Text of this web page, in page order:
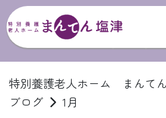
特別養護老人ホーム まんて
ブログ
1月